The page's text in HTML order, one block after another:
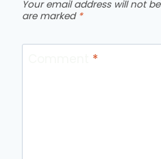
Your email address will not
are marked *
*